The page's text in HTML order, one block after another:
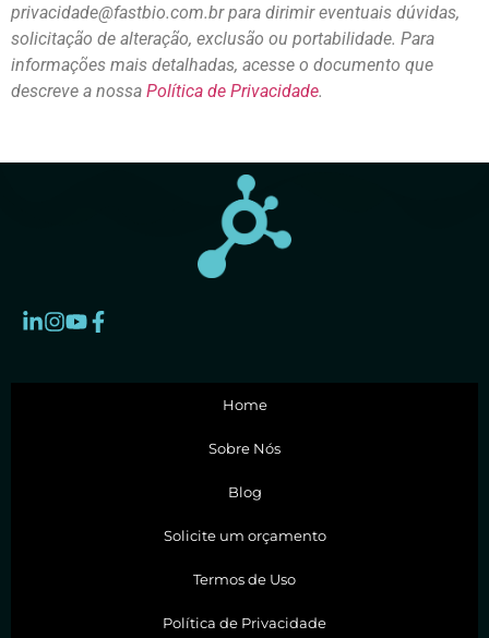
privacidade@fastbio.com.br para dirimir eventuais dúvidas,
solicitação de alteração, exclusão ou portabilidade. Para
informações mais detalhadas, acesse o documento que
descreve a nossa Política de Privacidade.
Home
Sobre Nós
Blog
Solicite um orçamento
Termos de Uso
Política de Privacidade